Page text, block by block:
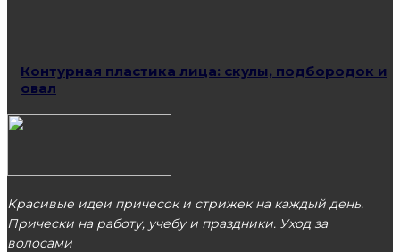
Контурная пластика лица: скулы, подбородок и
овал
Красивые идеи причесок и стрижек на каждый день.
Прически на работу, учебу и праздники. Уход за
волосами